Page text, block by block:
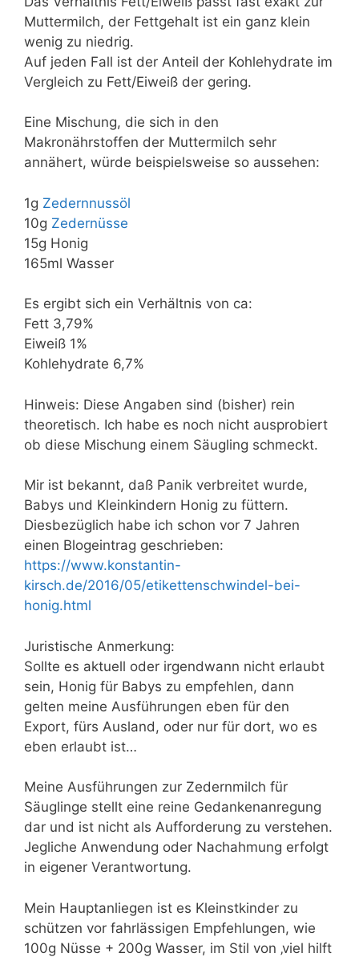
Muttermilch, der Fettgehalt ist ein ganz klein
wenig zu niedrig.
Auf jeden Fall ist der Anteil der Kohlehydrate im
Vergleich zu Fett/Eiweiß der gering.
Eine Mischung, die sich in den
Makronährstoffen der Muttermilch sehr
annähert, würde beispielsweise so aussehen:
1g Zedernnussöl
10g Zedernüsse
15g Honig
165ml Wasser
Es ergibt sich ein Verhältnis von ca:
Fett 3,79%
Eiweiß 1%
Kohlehydrate 6,7%
Hinweis: Diese Angaben sind (bisher) rein
theoretisch. Ich habe es noch nicht ausprobiert
ob diese Mischung einem Säugling schmeckt.
Mir ist bekannt, daß Panik verbreitet wurde,
Babys und Kleinkindern Honig zu füttern.
Diesbezüglich habe ich schon vor 7 Jahren
einen Blogeintrag geschrieben:
https://www.konstantin-
kirsch.de/2016/05/etikettenschwindel-bei-
honig.html
Juristische Anmerkung:
Sollte es aktuell oder irgendwann nicht erlaubt
sein, Honig für Babys zu empfehlen, dann
gelten meine Ausführungen eben für den
Export, fürs Ausland, oder nur für dort, wo es
eben erlaubt ist…
Meine Ausführungen zur Zedernmilch für
Säuglinge stellt eine reine Gedankenanregung
dar und ist nicht als Aufforderung zu verstehen.
Jegliche Anwendung oder Nachahmung erfolgt
in eigener Verantwortung.
Mein Hauptanliegen ist es Kleinstkinder zu
schützen vor fahrlässigen Empfehlungen, wie
100g Nüsse + 200g Wasser, im Stil von ‚viel hilft